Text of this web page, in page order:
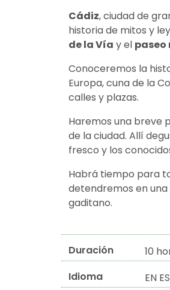
Cádiz, ciudad de
historia de mitos y
de la Vía y el
Conoceremos la
Europa, cuna de la
calles y plazas.
Haremos una breve
de la ciudad. Allí
fresco y los
Habrá tiempo para
detendremos en una
gaditano.
Duración
10
Idioma
EN